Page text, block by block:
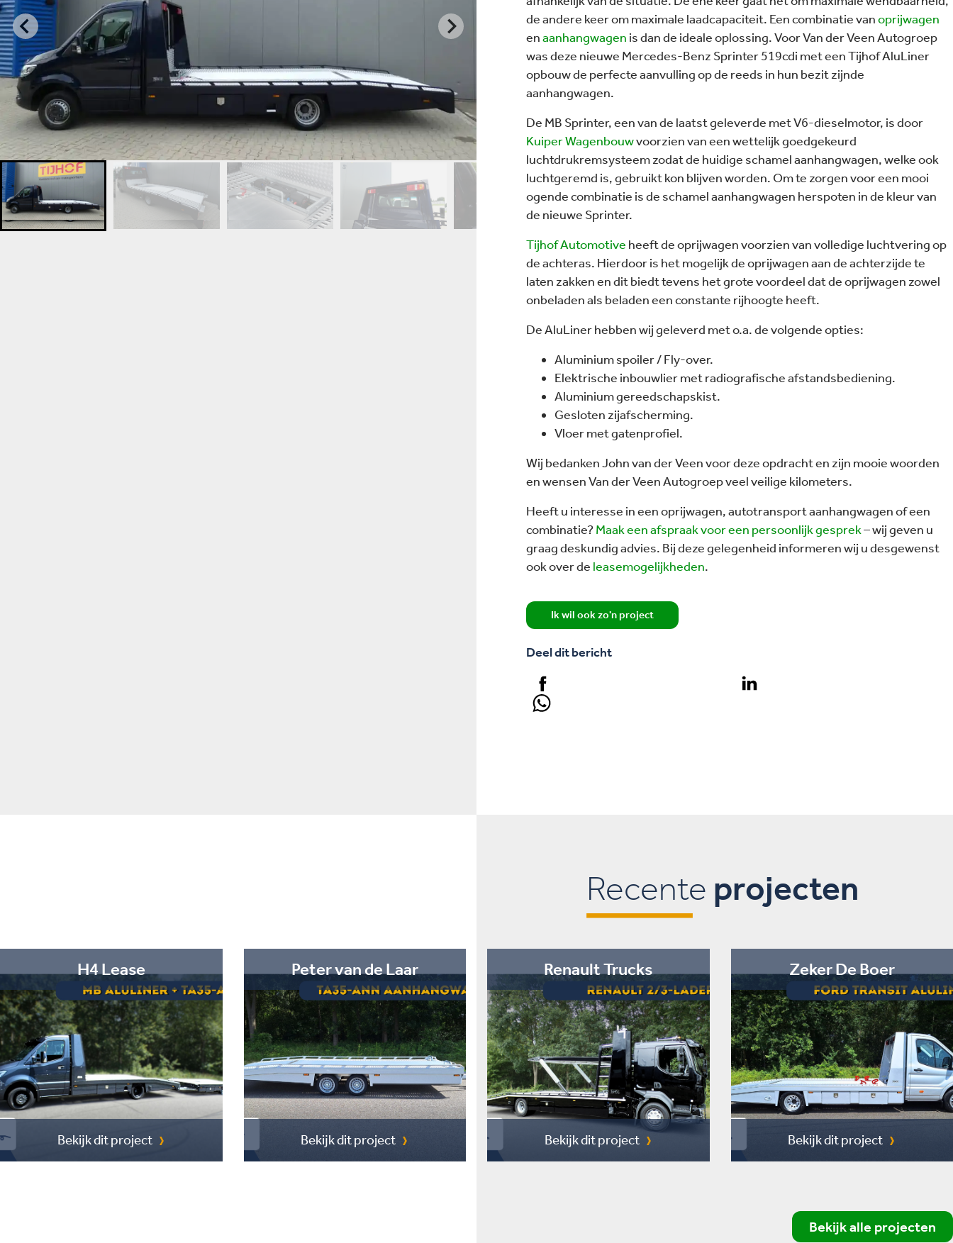
de andere keer om maximale laadcapaciteit. Een combinatie vanoprijwagen
enaanhangwagen is dan de ideale oplossing. Voor Van der Veen Autogroep
was deze nieuwe Mercedes-Benz Sprinter 519cdi met een Tijhof AluLiner
opbouw de perfecte aanvulling op de reeds in hun bezit zijnde
aanhangwagen.
De MB Sprinter, een van de laatst geleverde met V6-dieselmotor, is door
Kuiper Wagenbouwvoorzien van een wettelijk goedgekeurd
luchtdrukremsysteem zodat de huidige schamel aanhangwagen, welke ook
luchtgeremd is, gebruikt kon blijven worden. Om te zorgen voor een mooi
ogende combinatie is de schamel aanhangwagen herspoten in de kleur van
de nieuwe Sprinter.
Tijhof Automotive heeft de oprijwagen voorzien van volledige luchtvering op
de achteras. Hierdoor is het mogelijk de oprijwagen aan de achterzijde te
laten zakken en dit biedt tevens het grote voordeel dat de oprijwagen zowel
onbeladen als beladen een constante rijhoogte heeft.
De AluLiner hebben wij geleverd met o.a. de volgende opties:
Aluminium spoiler / Fly-over.
Elektrische inbouwlier met radiografische afstandsbediening.
Aluminium gereedschapskist.
Gesloten zijafscherming.
Vloer met gatenprofiel.
Wij bedanken John van der Veen voor deze opdracht en zijn mooie woorden
en wensen Van der Veen Autogroep veel veilige kilometers.
Heeft u interesse in een oprijwagen, autotransport aanhangwagen of een
combinatie?Maak een afspraak voor een persoonlijk gesprek– wij geven u
graag deskundig advies. Bij deze gelegenheid informeren wij u desgewenst
ook over de leasemogelijkheden.
Ik wil ook zo'n project
Deel dit bericht
Recente projecten
H4 Lease
Bekijk dit project
Peter van de Laar
Bekijk dit project
Renault Trucks
Bekijk dit project
Zeker De Boer
Bekijk dit project
Bekijk alle projecten